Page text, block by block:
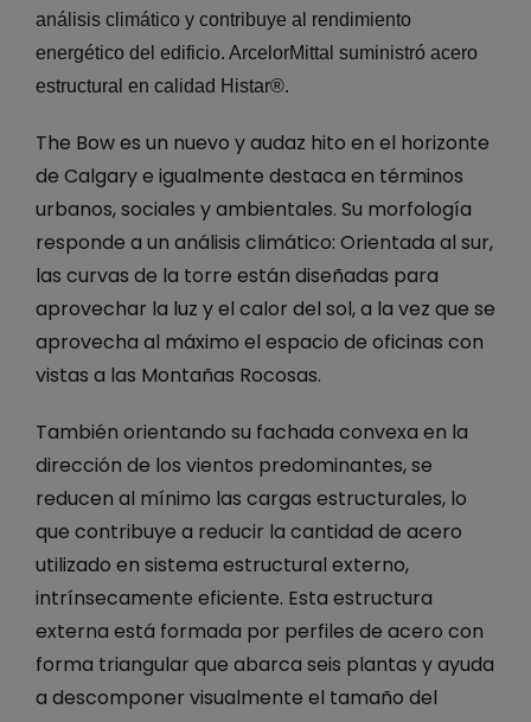
análisis climático y contribuye al rendimiento
energético del edificio. ArcelorMittal suministró acero
estructural en calidad Histar®.
The Bow es un nuevo y audaz hito en el horizonte
de Calgary e igualmente destaca en términos
urbanos, sociales y ambientales. Su morfología
responde a un análisis climático: Orientada al sur,
las curvas de la torre están diseñadas para
aprovechar la luz y el calor del sol, a la vez que se
aprovecha al máximo el espacio de oficinas con
vistas a las Montañas Rocosas.
También orientando su fachada convexa en la
dirección de los vientos predominantes, se
reducen al mínimo las cargas estructurales, lo
que contribuye a reducir la cantidad de acero
utilizado en sistema estructural externo,
intrínsecamente eficiente. Esta estructura
externa está formada por perfiles de acero con
forma triangular que abarca seis plantas y ayuda
a descomponer visualmente el tamaño del